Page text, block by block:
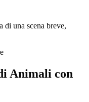
di una scena breve,
Animali con